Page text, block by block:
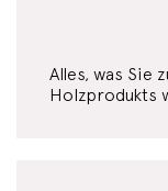
Alles, was Sie
Holzprodukts